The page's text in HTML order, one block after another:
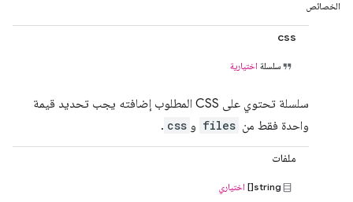
الخصائص
css
سلسلة اختيارية
سلسلة تحتوي على CSS المطلوب إضافته يجب تحديد قيمة
واحدة فقط من files و css
.
ملفات
string[] اختياري